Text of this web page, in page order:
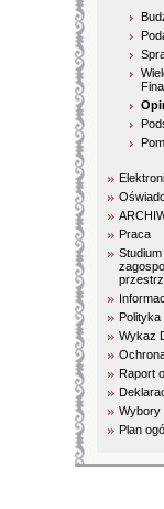
Praca
Wykaz
Raport
Wybory
Plan